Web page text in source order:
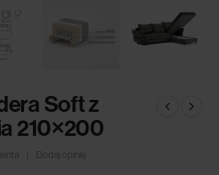
Soft z
210×200
Dodaj opinię